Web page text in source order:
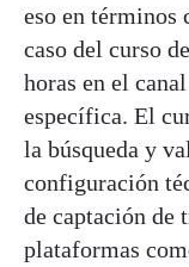
eso en términos
caso del curso
horas en el
específica. El
la búsqueda y
configuración
de captación de
plataformas